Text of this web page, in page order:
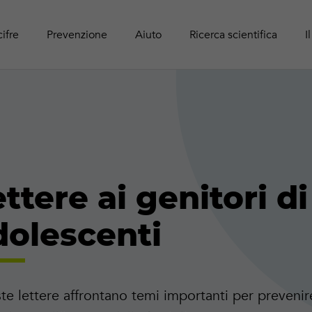
Attività online
Prevenzione
Aiuto Ricerca scientifica
ai genitori di
lettere affrontano temi importanti per